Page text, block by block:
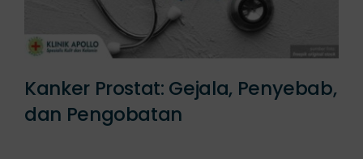
Kanker Prostat: Gejala, Penyebab,
dan Pengobatan